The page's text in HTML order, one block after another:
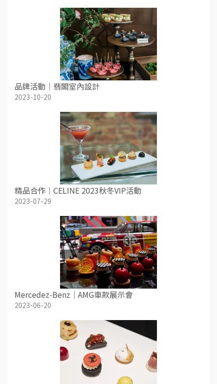
品牌活動｜翡閣室內設計
2023-10-20
精品合作｜CELINE 2023秋冬VIP活動
2023-07-29
Mercedez-Benz｜AMG車款展示會
2023-06-20